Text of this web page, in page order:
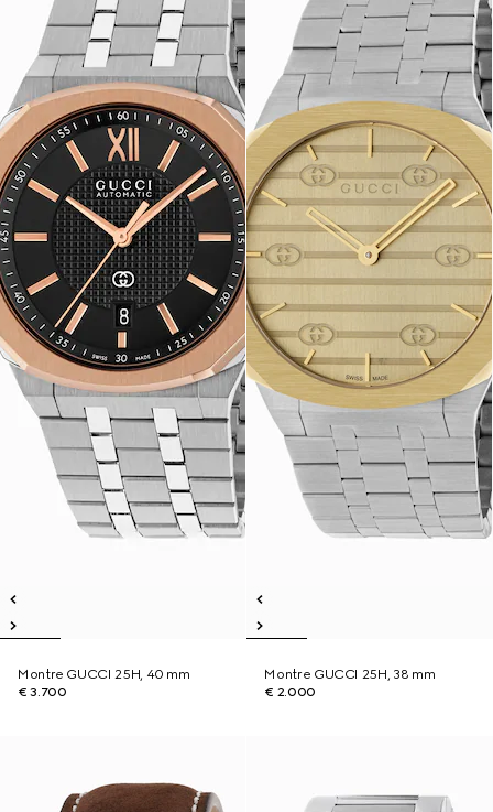
Montre GUCCI 25H, 40 mm
€ 3.700
Montre GUCCI 25H, 38 mm
€ 2.000